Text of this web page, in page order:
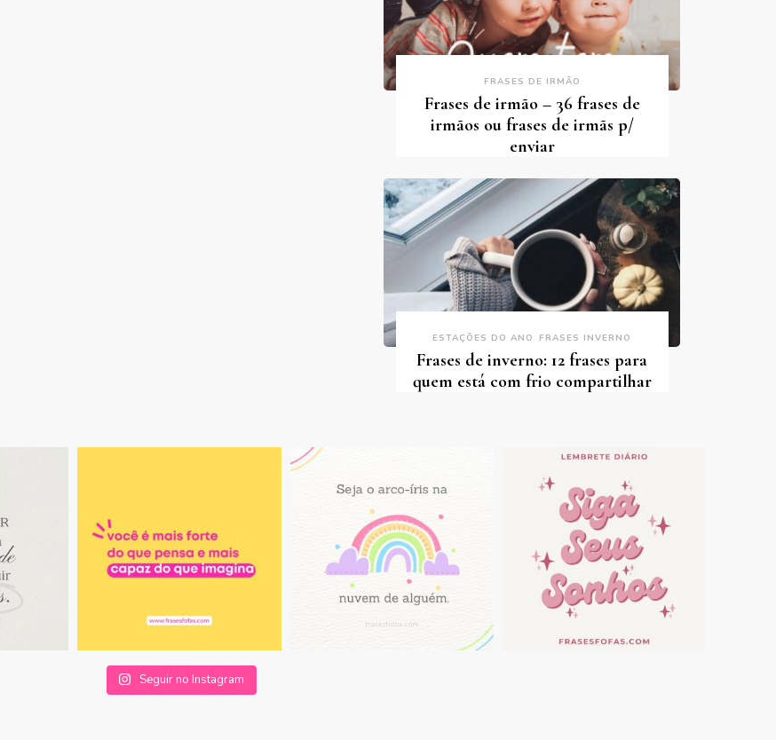
FRASES DE IRMÃO
Frases de irmão – 36 frases de
irmãos ou frases de irmãs p/
enviar
ESTAÇÕES DO ANO FRASES INVERNO
Frases de inverno: 12 frases para
quem está com frio compartilhar
Seguir no Instagram